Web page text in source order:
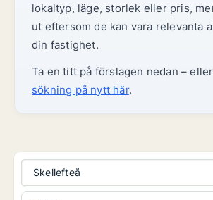
lokaltyp, läge, storlek eller pris,
ut eftersom de kan vara relevanta
din fastighet.
Ta en titt på förslagen nedan – eller
sökning på nytt här.
Skellefteå